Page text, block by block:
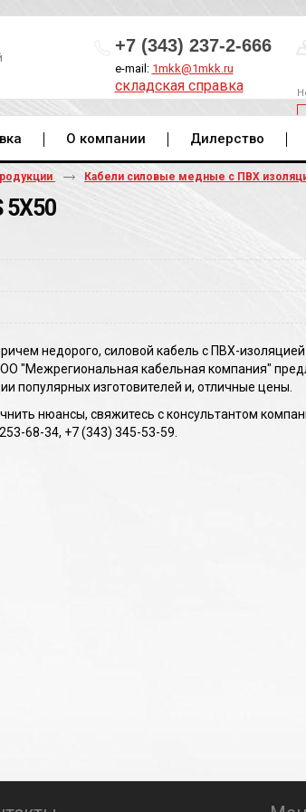
+7 (343) 237-2-666
e-mail: 1mkk@1mkk.ru
складская справка
О компании Дилерство
Кабели силовые медные с ПВХ
5Х50
недорого, силовой кабель с ПВХ-
"Межрегиональная кабельная компания"
популярных изготовителей и, отличные цены.
нюансы, свяжитесь с консультантом
68-34, +7 (343) 345-53-59.